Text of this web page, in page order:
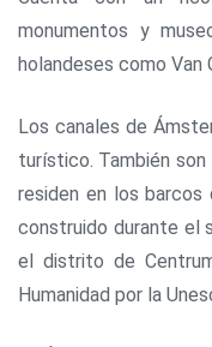
monumentos y
holandeses como Van
Los canales de
turístico. También son
residen en los
construido durante el
el distrito de
Humanidad por la